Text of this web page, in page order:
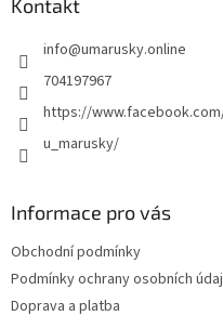
Kontakt
info@umarusky.online
704197967
https://
u_marusky/
Informace pro vás
Obchodní podmínky
Podmínky ochrany osobních
Doprava a platba